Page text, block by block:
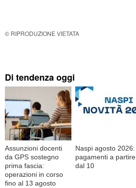
© RIPRODUZIONE VIETATA
Di tendenza oggi
Assunzioni docenti
da GPS sostegno
prima fascia:
operazioni in corso
fino al 13 agosto
Naspi agosto 2026:
pagamenti a partire
dal 10